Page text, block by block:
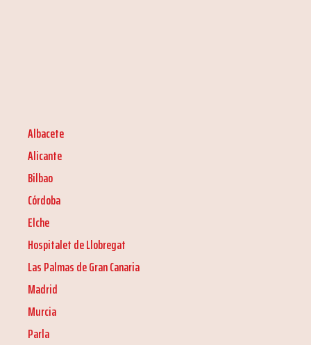
Albacete
Alicante
Bilbao
Córdoba
Elche
Hospitalet de Llobregat
Las Palmas de Gran Canaria
Madrid
Murcia
Parla